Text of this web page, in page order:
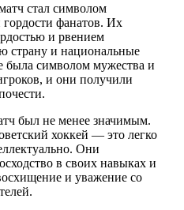
стал символом
фанатов. Их
и рвением
страну и национальные
была символом мужества и
и они получили
был не менее значимым.
хоккей — это легко
Они
в своих навыках и
и уважение со